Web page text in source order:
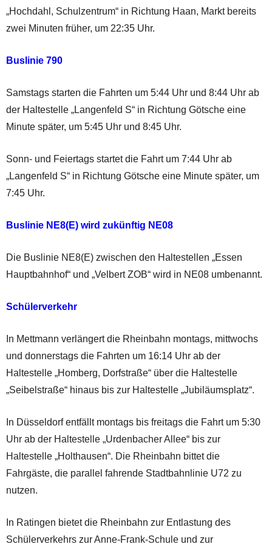
„Hochdahl, Schulzentrum“ in Richtung Haan, Markt bereits
zwei Minuten früher, um 22:35 Uhr.
Buslinie 790
Samstags starten die Fahrten um 5:44 Uhr und 8:44 Uhr ab
der Haltestelle „Langenfeld S“ in Richtung Götsche eine
Minute später, um 5:45 Uhr und 8:45 Uhr.
Sonn- und Feiertags startet die Fahrt um 7:44 Uhr ab
„Langenfeld S“ in Richtung Götsche eine Minute später, um
7:45 Uhr.
Buslinie NE8(E) wird zukünftig NE08
Die Buslinie NE8(E) zwischen den Haltestellen „Essen
Hauptbahnhof“ und „Velbert ZOB“ wird in NE08 umbenannt.
Schülerverkehr
In Mettmann verlängert die Rheinbahn montags, mittwochs
und donnerstags die Fahrten um 16:14 Uhr ab der
Haltestelle „Homberg, Dorfstraße“ über die Haltestelle
„Seibelstraße“ hinaus bis zur Haltestelle „Jubiläumsplatz“.
In Düsseldorf entfällt montags bis freitags die Fahrt um 5:30
Uhr ab der Haltestelle „Urdenbacher Allee“ bis zur
Haltestelle „Holthausen“. Die Rheinbahn bittet die
Fahrgäste, die parallel fahrende Stadtbahnlinie U72 zu
nutzen.
In Ratingen bietet die Rheinbahn zur Entlastung des
Schülerverkehrs zur Anne-Frank-Schule und zur